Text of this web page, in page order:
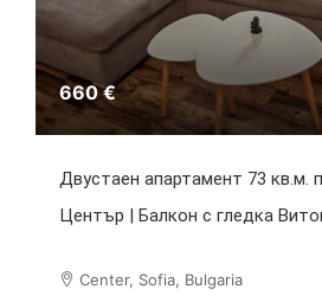
660 €
Двустаен апартамент 73 кв.м.
Център | Балкон с гледка
Center, Sofia, Bulgaria